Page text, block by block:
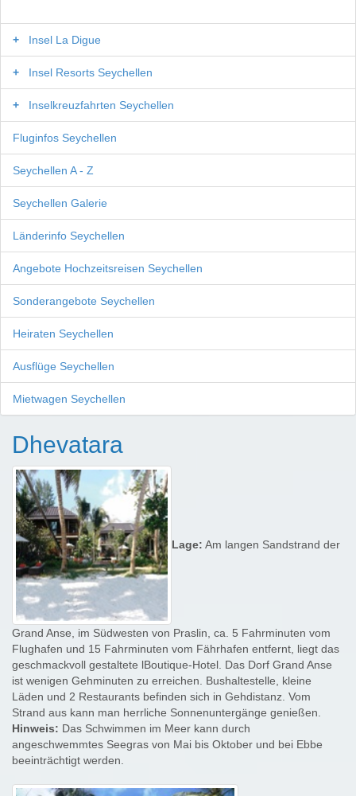
Insel La Digue
Insel Resorts Seychellen
Inselkreuzfahrten Seychellen
Fluginfos Seychellen
Seychellen A - Z
Seychellen Galerie
Länderinfo Seychellen
Angebote Hochzeitsreisen Seychellen
Sonderangebote Seychellen
Heiraten Seychellen
Ausflüge Seychellen
Mietwagen Seychellen
Dhevatara
Lage: Am langen Sandstrand der
Grand Anse, im Südwesten von Praslin, ca. 5 Fahrminuten vom
Flughafen und 15 Fahrminuten vom Fährhafen entfernt, liegt das
geschmackvoll gestaltete lBoutique-Hotel. Das Dorf Grand Anse
ist wenigen Gehminuten zu erreichen. Bushaltestelle, kleine
Läden und 2 Restaurants befinden sich in Gehdistanz. Vom
Strand aus kann man herrliche Sonnenuntergänge genießen.
Hinweis: Das Schwimmen im Meer kann durch
angeschwemmtes Seegras von Mai bis Oktober und bei Ebbe
beeinträchtigt werden.